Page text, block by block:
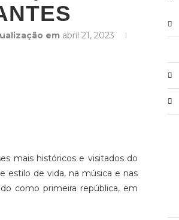
em abril 21, 2023
mais históricos e visitados do
estilo de vida, na música e nas
como primeira república, em